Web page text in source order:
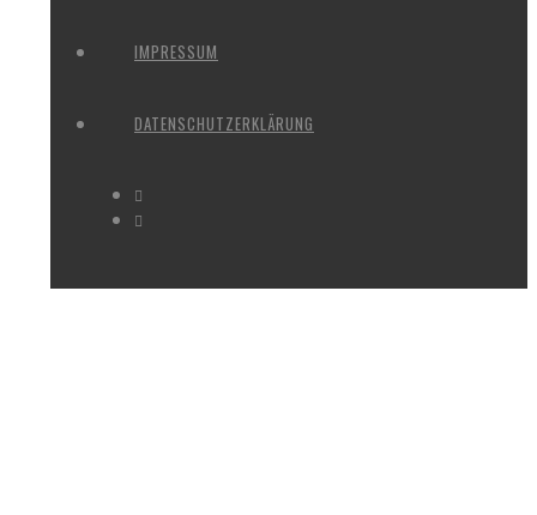
IMPRESSUM
DATENSCHUTZERKLÄRUNG